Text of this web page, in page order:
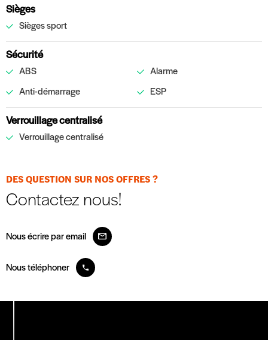
Sièges
Sièges sport
Sécurité
ABS
Alarme
Anti-démarrage
ESP
Verrouillage centralisé
Verrouillage centralisé
DES QUESTION SUR NOS OFFRES ?
Contactez nous!
Nous écrire par email
Nous téléphoner